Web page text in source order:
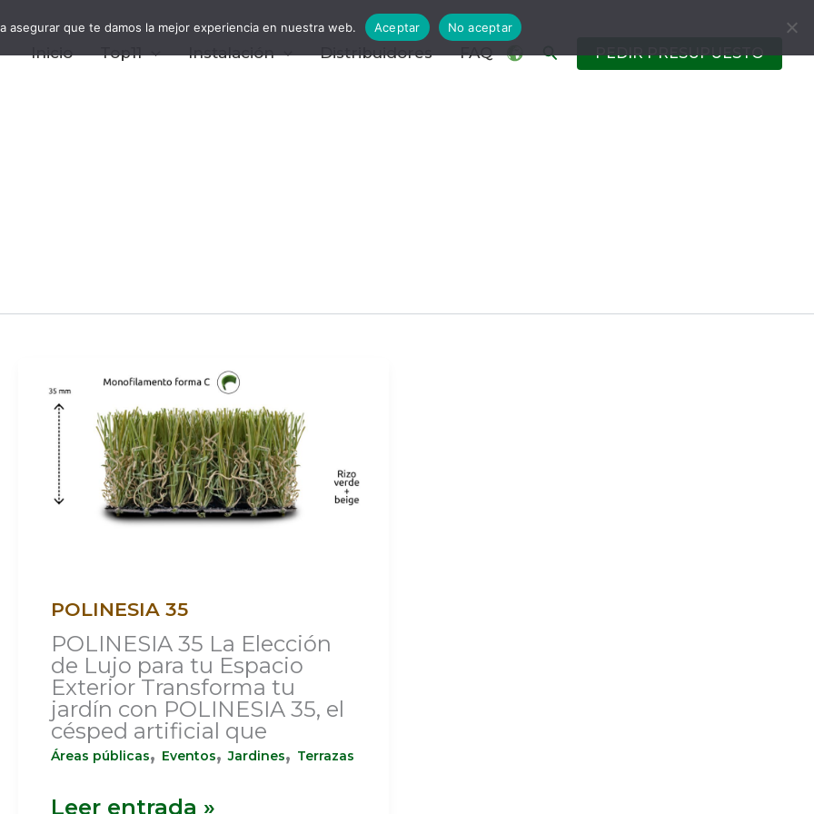
Inicio Top11 Instalación Distribuidores FAQ BuscarPEDIR PRESUPUESTO
POLINESIA 35
POLINESIA 35 La Elección
de Lujo para tu Espacio
Exterior Transforma tu
jardín con POLINESIA 35, el
césped artificial que
Áreas públicas, Eventos,Jardines, Terrazas
35
Leer entrada »
asegurar que te damos la mejor experiencia en nuestra web. Aceptar No aceptar